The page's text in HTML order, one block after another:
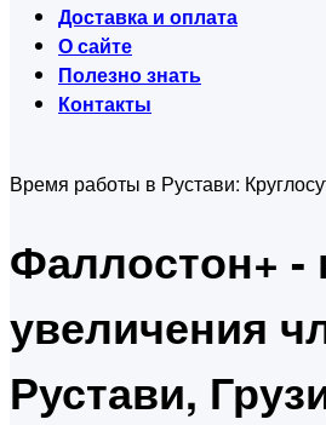
Доставка и оплата
О сайте
Полезно знать
Контакты
Время работы в Рустави:
Фаллостон+ -
увеличения
Рустави,